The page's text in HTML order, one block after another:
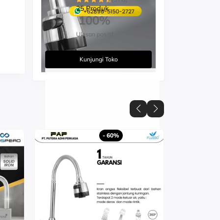
25 Produk
100%
Ulasan positif
Kunjungi Toko
- 60%